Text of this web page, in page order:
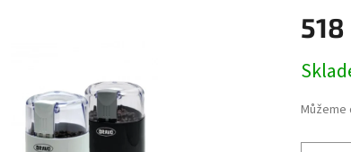
518
cena:
Můžeme